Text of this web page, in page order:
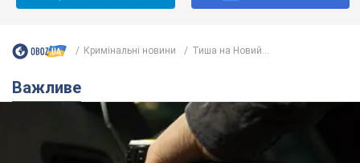
Кримінальні новини Тиша на Новий...
Важливе